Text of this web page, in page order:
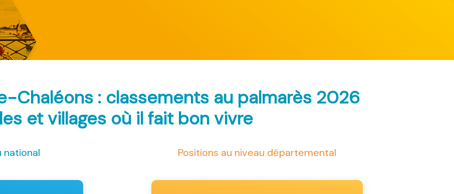
Chaléons : classements au palmarès 2026
et villages où il fait bon vivre
national Positions au niveau départemental